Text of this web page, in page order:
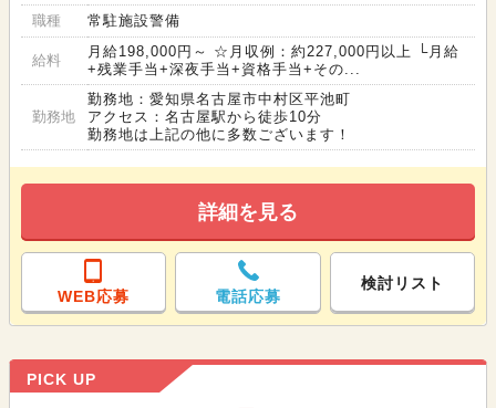
職種 常駐施設警備
給料
月給198,000円～ ☆月収例：約227,000円以上 └月給
+残業手当+深夜手当+資格手当+その...
勤務地
勤務地：愛知県名古屋市中村区平池町
アクセス：名古屋駅から徒歩10分
勤務地は上記の他に多数ございます！
詳細を見る
WEB応募 電話応募
検討リスト
PICK UP